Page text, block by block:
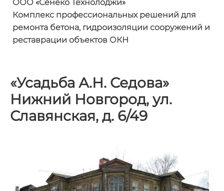
ООО «Сенеко Технолоджи»
Комплекс профессиональных решений для
ремонта бетона, гидроизоляции сооружений и
реставрации объектов ОКН
«Усадьба А.Н. Седова»
Нижний Новгород, ул.
Славянская, д. 6/49